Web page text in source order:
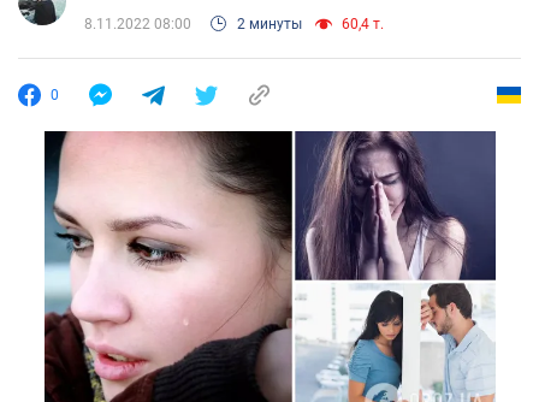
8.11.2022 08:00 2 минуты 60,4 т.
0